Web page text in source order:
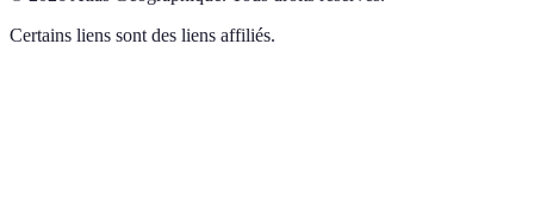
Certains liens sont des liens affiliés.